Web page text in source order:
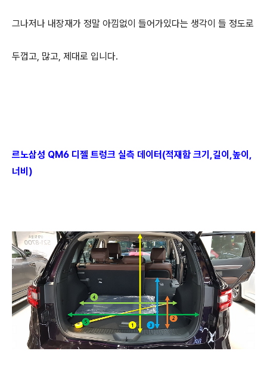
그나저나 내장재가 정말 아낌없이 들어가있다는 생각이 들 정도로
두껍고, 많고, 제대로 입니다.
르노삼성 QM6 디젤 트렁크 실측 데이터(적재함 크기,길이,높이,
너비)